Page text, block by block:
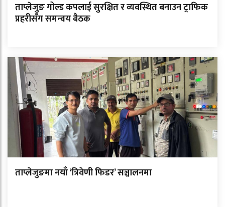
ताप्लेजुङ गोल्ड कपलाई सुरक्षित र व्यवस्थित बनाउन ट्राफिक
प्रहरीसँग समन्वय बैठक
ताप्लेजुङमा नयाँ ‘त्रिवेणी फिडर’ सञ्चालनमा